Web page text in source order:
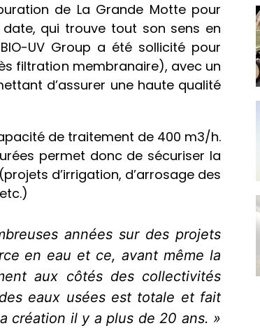
de La Grande Motte pour
qui trouve tout son sens en
UV Group a été sollicité pour
filtration membranaire), avec un
d’assurer une haute qualité
de traitement de 400 m3/h.
permet donc de sécuriser la
d’irrigation, d’arrosage des
années sur des projets
en eau et ce, avant même la
aux côtés des collectivités
eaux usées est totale et fait
création il y a plus de 20 ans. »